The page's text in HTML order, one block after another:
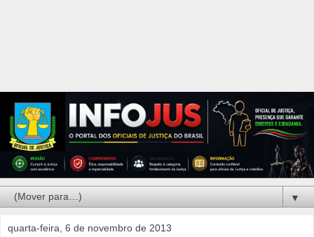
▼
quarta-feira, 6 de novembro de 2013